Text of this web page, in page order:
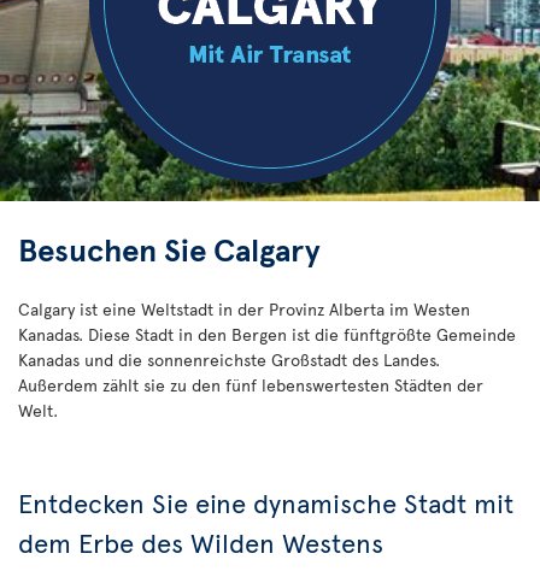
Besuchen Sie Calgary
Calgary ist eine Weltstadt in der Provinz Alberta im Westen
Kanadas. Diese Stadt in den Bergen ist die fünftgrößte Gemeinde
Kanadas und die sonnenreichste Großstadt des Landes.
Außerdem zählt sie zu den fünf lebenswertesten Städten der
Welt.
Entdecken Sie eine dynamische Stadt mit
dem Erbe des Wilden Westens